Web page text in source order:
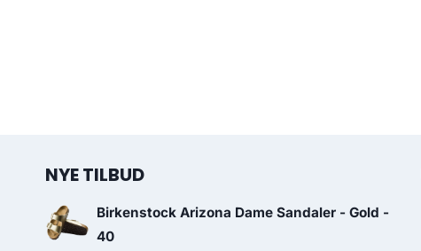
NYE TILBUD
Birkenstock Arizona Dame Sandaler - Gold -
40